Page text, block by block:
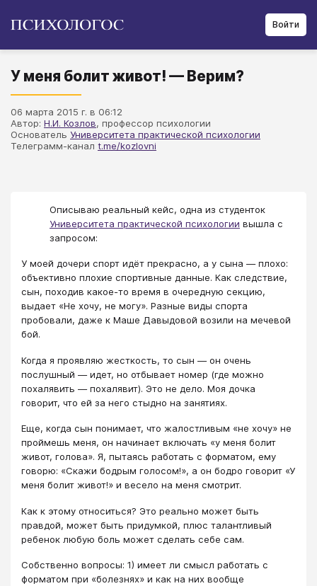
Войти
У меня болит живот! — Верим?
06 марта 2015 г. в 06:12
Автор: Н.И. Козлов, профессор психологии
Основатель Университета практической психологии
Телеграмм-канал t.me/kozlovni
Описываю реальный кейс, одна из студенток
Университета практической психологии вышла с
запросом:
У моей дочери спорт идёт прекрасно, а у сына — плохо:
объективно плохие спортивные данные. Как следствие,
сын, походив какое-то время в очередную секцию,
выдает «Не хочу, не могу». Разные виды спорта
пробовали, даже к Маше Давыдовой возили на мечевой
бой.
Когда я проявляю жесткость, то сын — он очень
послушный — идет, но отбывает номер (где можно
похалявить — похалявит). Это не дело. Моя дочка
говорит, что ей за него стыдно на занятиях.
Еще, когда сын понимает, что жалостливым «не хочу» не
проймешь меня, он начинает включать «у меня болит
живот, голова». Я, пытаясь работать с форматом, ему
говорю: «Скажи бодрым голосом!», а он бодро говорит «У
меня болит живот!» и весело на меня смотрит.
Как к этому относиться? Это реально может быть
правдой, может быть придумкой, плюс талантливый
ребенок любую боль может сделать себе сам.
Собственно вопросы: 1) имеет ли смысл работать с
форматом при «болезнях» и как на них вообще